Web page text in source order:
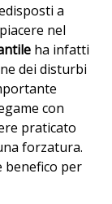
a
nel
ha infatti
dei disturbi
con
praticato
forzatura.
benefico per